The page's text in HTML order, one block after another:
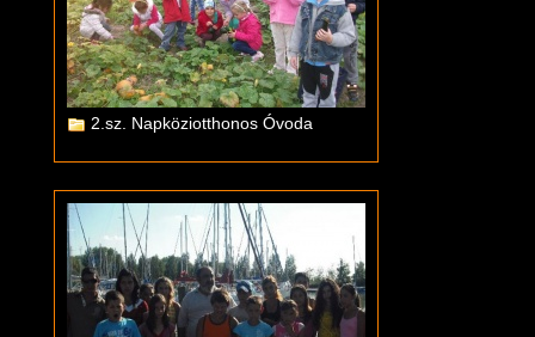
2.sz. Napköziotthonos Óvoda